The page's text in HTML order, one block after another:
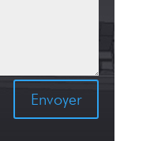
Envoyer